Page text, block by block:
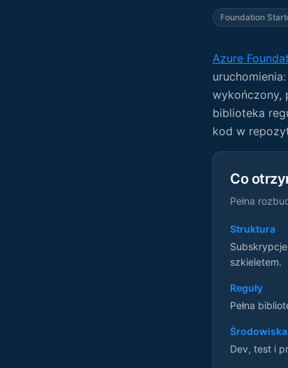
Foundation
Azure
wykończony,
biblioteka
kod w
Co
Pełna
Struktura
szkieletem.
Reguły
Pełna
Środowiska
Dev, test i